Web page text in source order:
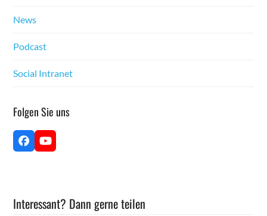
News
Pod­cast
Social Intranet
Fol­gen Sie uns
Face­
book
YouTube
Interessant? Dann gerne teilen